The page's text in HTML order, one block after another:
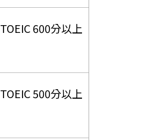
TOEIC 600分以上
TOEIC 500分以上